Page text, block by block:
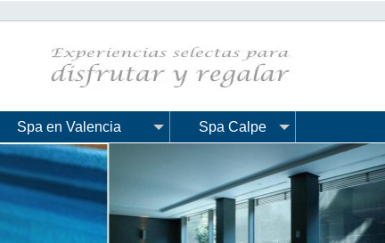
Spa en Valencia Spa Calpe